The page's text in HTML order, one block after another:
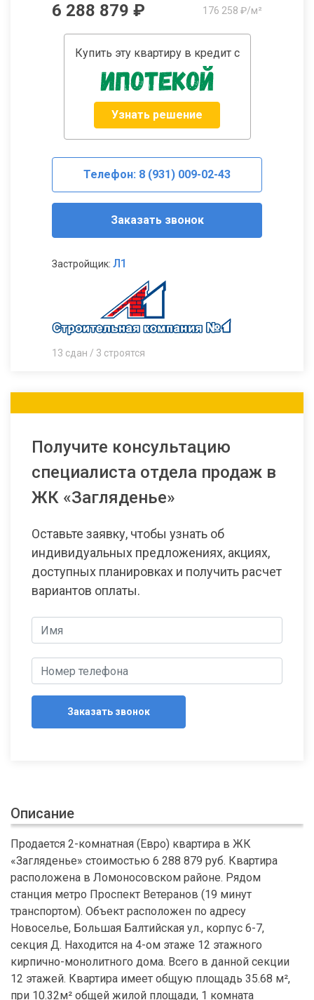
6 288 879 ₽ 176 258 ₽/м²
Купить эту квартиру в кредит с
Узнать решение
Телефон: 8 (931) 009-02-43
Заказать звонок
Застройщик: Л1
13 сдан / 3 строятся
Получите консультацию
специалиста отдела продаж в
ЖК «Загляденье»
Оставьте заявку, чтобы узнать об
индивидуальных предложениях, акциях,
доступных планировках и получить расчет
вариантов оплаты.
Заказать звонок
Описание
Продается 2-комнатная (Евро) квартира в ЖК
«Загляденье» стоимостью 6 288 879 руб. Квартира
расположена в Ломоносовском районе. Рядом
станция метро Проспект Ветеранов (19 минут
транспортом). Объект расположен по адресу
Новоселье, Большая Балтийская ул., корпус 6-7,
секция Д. Находится на 4-ом этаже 12 этажного
кирпично-монолитного дома. Всего в данной секции
12 этажей. Квартира имеет общую площадь 35.68 м²,
при 10.32м² общей жилой площади, 1 комната